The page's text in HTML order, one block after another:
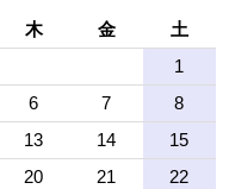
木 金
土
1
6 7
8
13 14
15
20 21
22